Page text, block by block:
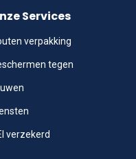
Services
verpakking
tegen
verzekerd